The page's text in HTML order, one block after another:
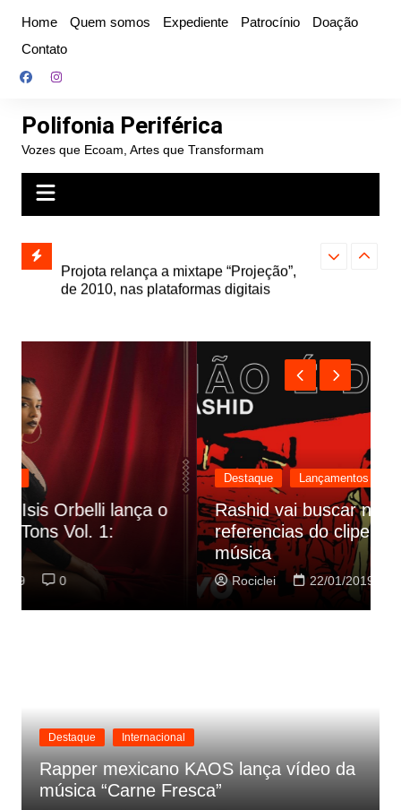
conteúdo
Home Quem somos Expediente Patrocínio
Doação
Contato
Polifonia Periférica
Vozes que Ecoam, Artes que Transformam
e abre
autoral,
de 2010, nas plataformas digitais
Farofa
Destaque Lançamentos
Rashid vai buscar nos HQs as
referencias do clipe de sua nova
música
Rociclei 22/01/2019 0
Destaque Internacional
Rapper mexicano KAOS lança vídeo da
música “Carne Fresca”